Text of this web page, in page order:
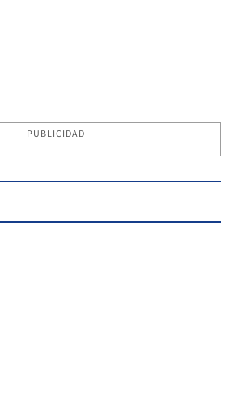
PUBLICIDAD